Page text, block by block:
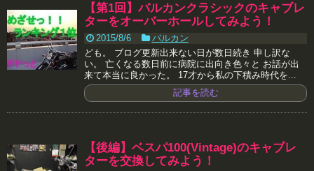
【第1回】バルカンクラシックのキャブレ
ターをオーバーホールしてみよう！
2015/8/6
バルカン
ども。 ブログ更新出来ない日が数日続き 申し訳な
い。 亡くなる数日前に病院に出向き色々と お話が出
来て本当に良かった。 17才から私の下積み時代を...
記事を読む
【後編】ベスパ100(Vintage)のキャブレ
ターを交換してみよう！